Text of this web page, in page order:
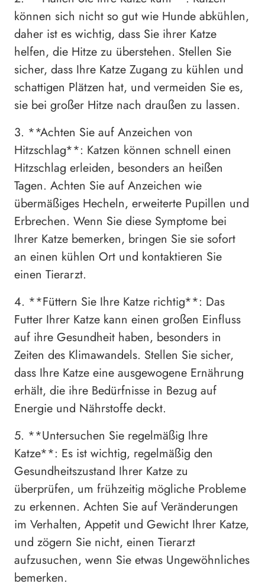
können sich nicht so gut wie Hunde abkühlen,
daher ist es wichtig, dass Sie ihrer Katze
helfen, die Hitze zu überstehen. Stellen Sie
sicher, dass Ihre Katze Zugang zu kühlen und
schattigen Plätzen hat, und vermeiden Sie es,
sie bei großer Hitze nach draußen zu lassen.
3. **Achten Sie auf Anzeichen von
Hitzschlag**: Katzen können schnell einen
Hitzschlag erleiden, besonders an heißen
Tagen. Achten Sie auf Anzeichen wie
übermäßiges Hecheln, erweiterte Pupillen und
Erbrechen. Wenn Sie diese Symptome bei
Ihrer Katze bemerken, bringen Sie sie sofort
an einen kühlen Ort und kontaktieren Sie
einen Tierarzt.
4. **Füttern Sie Ihre Katze richtig**: Das
Futter Ihrer Katze kann einen großen Einfluss
auf ihre Gesundheit haben, besonders in
Zeiten des Klimawandels. Stellen Sie sicher,
dass Ihre Katze eine ausgewogene Ernährung
erhält, die ihre Bedürfnisse in Bezug auf
Energie und Nährstoffe deckt.
5. **Untersuchen Sie regelmäßig Ihre
Katze**: Es ist wichtig, regelmäßig den
Gesundheitszustand Ihrer Katze zu
überprüfen, um frühzeitig mögliche Probleme
zu erkennen. Achten Sie auf Veränderungen
im Verhalten, Appetit und Gewicht Ihrer Katze,
und zögern Sie nicht, einen Tierarzt
aufzusuchen, wenn Sie etwas Ungewöhnliches
bemerken.